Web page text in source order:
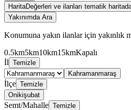
HaritaDeğerleri ve ilanları tematik
Yakınımda Ara
Konumuna yakın ilanlar için yakınlık
0.5km5km10km15kmKapalı
İl Temizle
Kahramanmaraş
İlçe Temizle
Onikişubat
Semt/Mahalle Temizle